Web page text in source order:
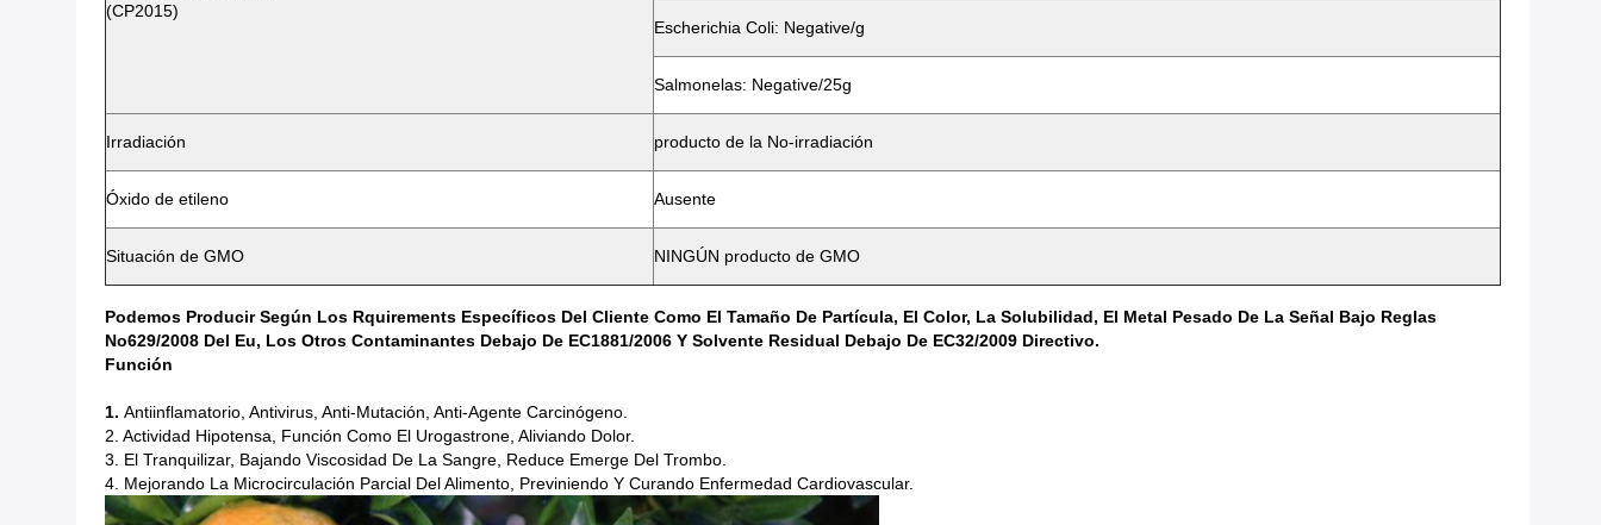
(CP2015)
Escherichia Coli: Negative/g
Salmonelas: Negative/25g
Irradiación producto de la No-irradiación
Óxido de etileno Ausente
Situación de GMO NINGÚN producto de GMO
Podemos Producir Según Los Rquirements Específicos Del Cliente Como El Tamaño De Partícula, El Color, La Solubilidad, El Metal Pesado De La Señal Bajo Reglas
No629/2008 Del Eu, Los Otros Contaminantes Debajo De EC1881/2006 Y Solvente Residual Debajo De EC32/2009 Directivo.
Función
1. Antiinflamatorio, Antivirus, Anti-Mutación, Anti-Agente Carcinógeno.
2. Actividad Hipotensa, Función Como El Urogastrone, Aliviando Dolor.
3. El Tranquilizar, Bajando Viscosidad De La Sangre, Reduce Emerge Del Trombo.
4. Mejorando La Microcirculación Parcial Del Alimento, Previniendo Y Curando Enfermedad Cardiovascular.